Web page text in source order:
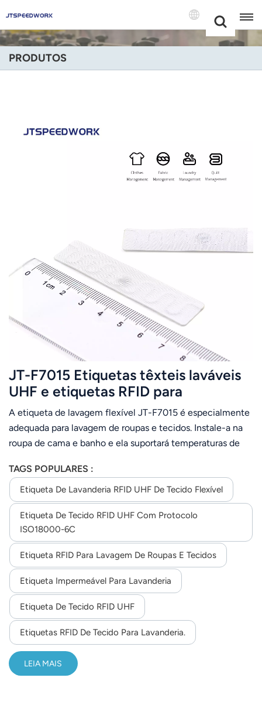
+86 -18681515767
English
Русский
Italiano
Português
Nederland
عربي
日语
한국어
Ελληνικά
Melayu
Polski
Tiếng Việt
Indonesia
norsk
magyar
PRODUTOS
JT-F7015 Etiquetas têxteis laváveis ​​
UHF e etiquetas RFID para
lavanderia de roupas de cama
A etiqueta de lavagem flexível JT-F7015 é especialmente
adequada para lavagem de roupas e tecidos. Instale-a na
roupa de cama e banho e ela suportará temperaturas de
lavagens industriais.A etiqueta passou no teste de
consistência, bem como nos testes de gravação regionais
EPC e do usuário antes de sair da fábrica. A etiqueta
apresenta excelente confiabilidade e consistência de
desempenho. 1) Lavagem: 90 graus, 15 minutos, 200
vezes2) Pré-secagem no conversor: 180 graus, 30
minutos, 200 vezes3) Passar a ferro: 180 graus, 10
segundos, 200 vezes4) Esterilização em alta temperatura:
135 graus,20 minutos
TAGS POPULARES :
Etiqueta De Lavanderia RFID UHF De Tecido Flexível
Etiqueta De Tecido RFID UHF Com Protocolo
ISO18000-6C
Etiqueta RFID Para Lavagem De Roupas E Tecidos
Etiqueta Impermeável Para Lavanderia
Etiqueta De Tecido RFID UHF
Etiquetas RFID De Tecido Para Lavanderia.
LEIA MAIS